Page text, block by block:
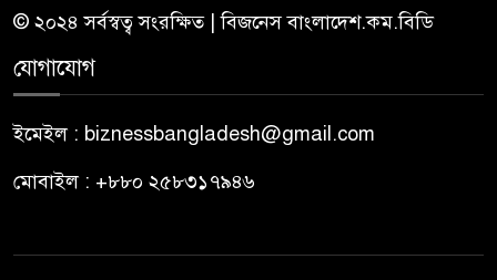
© ২০২৪ সর্বস্বত্ব সংরক্ষিত | বিজনেস বাংলাদেশ.কম.বিডি
যোগাযোগ
ইমেইল : biznessbangladesh@gmail.com
মোবাইল : +৮৮০ ২৫৮৩১৭৯৪৬